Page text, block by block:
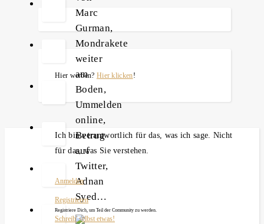
Marc
Gurman,
Mondrakete
weiter
am
Boden,
Ummelden
online,
Betrug
auf
Twitter,
Adnan
Syed…
Hier werben? Hier klicken!
Ich bin verantwortlich für das, was ich sage. Nicht
für das, was Sie verstehen.
Anmelden
Registrieren
Registriere Dich, um Teil der Community zu werden.
Schreib' selbst etwas!